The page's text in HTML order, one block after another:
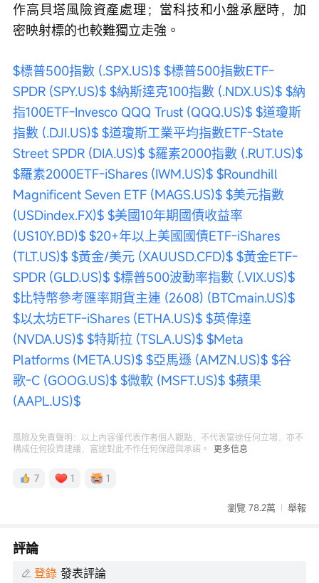
作高貝塔風險資產處理；當科技和小盤承壓時，加
密映射標的也較難獨立走強。
$標普500指數 (.SPX.US)$ $標普500指數ETF-
SPDR (SPY.US)$ $納斯達克100指數 (.NDX.US)$ $納
指100ETF-Invesco QQQ Trust (QQQ.US)$ $道瓊斯
指數 (.DJI.US)$ $道瓊斯工業平均指數ETF-State
Street SPDR (DIA.US)$ $羅素2000指數 (.RUT.US)$
$羅素2000ETF-iShares (IWM.US)$ $Roundhill
Magnificent Seven ETF (MAGS.US)$ $美元指數
(USDindex.FX)$ $美國10年期國債收益率
(US10Y.BD)$ $20+年以上美國國債ETF-iShares
(TLT.US)$ $黃金/美元 (XAUUSD.CFD)$ $黃金ETF-
SPDR (GLD.US)$ $標普500波動率指數 (.VIX.US)$
$比特幣參考匯率期貨主連 (2608) (BTCmain.US)$
$以太坊ETF-iShares (ETHA.US)$ $英偉達
(NVDA.US)$ $特斯拉 (TSLA.US)$ $Meta
Platforms (META.US)$ $亞馬遜 (AMZN.US)$ $谷
歌-C (GOOG.US)$ $微軟 (MSFT.US)$ $蘋果
(AAPL.US)$
風險及免責聲明：以上內容僅代表作者個人觀點，不代表富途任何立場，亦不
構成任何投資建議，富途對此不作任何保證與承諾。
更多信息
7 1 1
瀏覽 78.2萬 舉報
評論
登錄 發表評論